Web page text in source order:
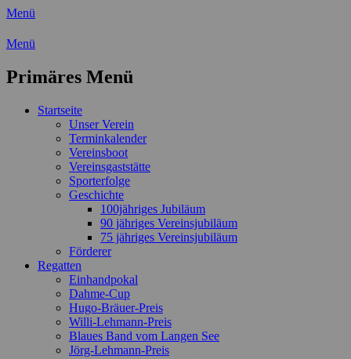
Menü
Wassersport-Verein 1921 e.V.
Freizeit mit der ganzen Familie
Menü
Primäres Menü
Zum
Startseite
Unser Verein
Terminkalender
Vereinsboot
Vereinsgaststätte
Sporterfolge
Geschichte
100jähriges Jubiläum
90 jähriges Vereinsjubiläum
75 jähriges Vereinsjubiläum
Förderer
Regatten
Einhandpokal
Dahme-Cup
Hugo-Bräuer-Preis
Willi-Lehmann-Preis
Blaues Band vom Langen See
Jörg-Lehmann-Preis